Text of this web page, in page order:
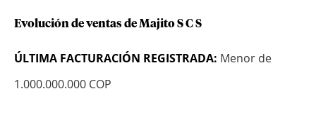
Evolución de ventas de Majito S C S
ÚLTIMA FACTURACIÓN REGISTRADA: Menor de
1.000.000.000 COP